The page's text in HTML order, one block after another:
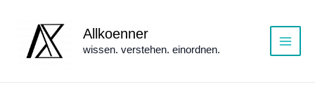
springen
Allkoenner
wissen. verstehen. einordnen.
Main